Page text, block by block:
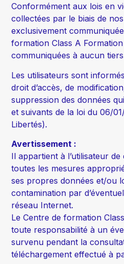
Conformément aux lois en
collectées par le biais de
exclusivement
formation Class A
communiquées à aucun
Les utilisateurs sont
droit d’accès, de
suppression des données
et suivants de la loi du 06/
Libertés).
Avertissement :
Il appartient à l’utilisateur
toutes les mesures
ses propres données et/ou
contamination par
réseau Internet.
Le Centre de formation
toute responsabilité à un
survenu pendant la
téléchargement effectué à